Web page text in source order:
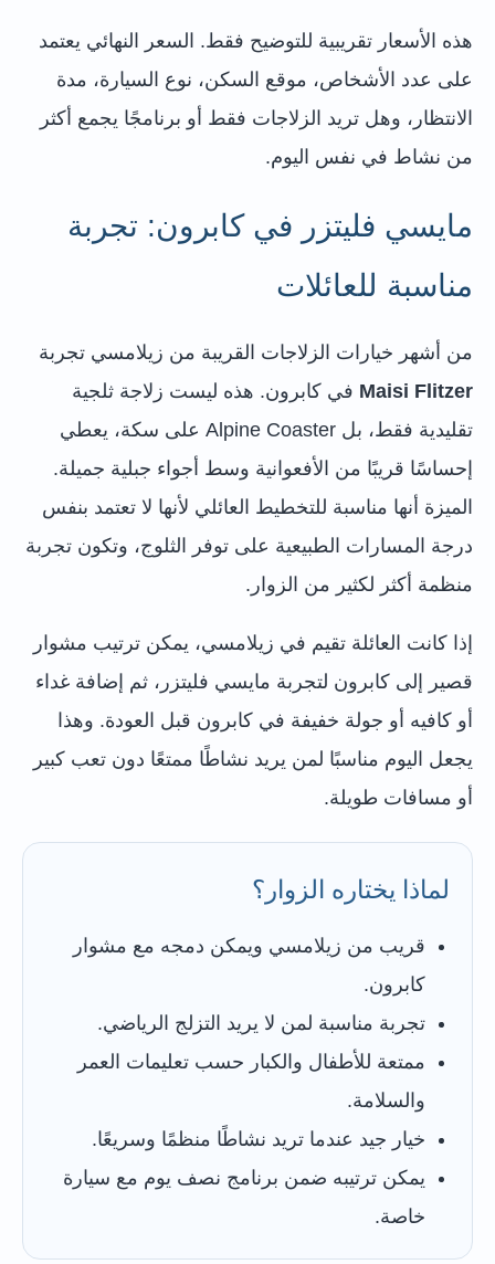
هذه الأسعار تقريبية للتوضيح فقط. السعر النهائي يعتمد
على عدد الأشخاص، موقع السكن، نوع السيارة، مدة
الانتظار، وهل تريد الزلاجات فقط أو برنامجًا يجمع أكثر
من نشاط في نفس اليوم.
مايسي فليتزر في كابرون: تجربة
مناسبة للعائلات
من أشهر خيارات الزلاجات القريبة من زيلامسي تجربة
Maisi Flitzer في كابرون. هذه ليست زلاجة ثلجية
تقليدية فقط، بل Alpine Coaster على سكة، يعطي
إحساسًا قريبًا من الأفعوانية وسط أجواء جبلية جميلة.
الميزة أنها مناسبة للتخطيط العائلي لأنها لا تعتمد بنفس
درجة المسارات الطبيعية على توفر الثلوج، وتكون تجربة
منظمة أكثر لكثير من الزوار.
إذا كانت العائلة تقيم في زيلامسي، يمكن ترتيب مشوار
قصير إلى كابرون لتجربة مايسي فليتزر، ثم إضافة غداء
أو كافيه أو جولة خفيفة في كابرون قبل العودة. وهذا
يجعل اليوم مناسبًا لمن يريد نشاطًا ممتعًا دون تعب كبير
أو مسافات طويلة.
لماذا يختاره الزوار؟
قريب من زيلامسي ويمكن دمجه مع مشوار
كابرون.
تجربة مناسبة لمن لا يريد التزلج الرياضي.
ممتعة للأطفال والكبار حسب تعليمات العمر
والسلامة.
خيار جيد عندما تريد نشاطًا منظمًا وسريعًا.
يمكن ترتيبه ضمن برنامج نصف يوم مع سيارة
خاصة.